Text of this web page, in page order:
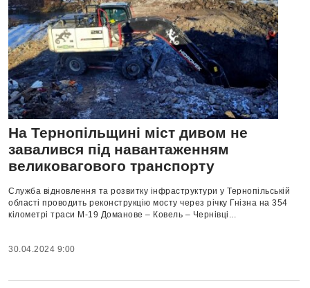
На Тернопільщині міст дивом не
завалився під навантаженням
великовагового транспорту
Служба відновлення та розвитку інфраструктури у Тернопільській
області проводить реконструкцію мосту через річку Гнізна на 354
кілометрі траси М-19 Доманове – Ковель – Чернівці...
30.04.2024 9:00